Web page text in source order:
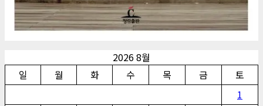
2026 8월
일
월 화 수 목 금
토
1